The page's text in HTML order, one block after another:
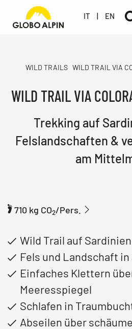
IT | EN
WILD TRAILS WILD TRAIL VIA
WILD TRAIL VIA
Trekking auf
Felslandschaften &
am
710 kg CO2/Pers.
Wild Trail auf Sardinien
Fels und Landschaft in
Einfaches Klettern
Meeresspiegel
Schlafen in
Abseilen über